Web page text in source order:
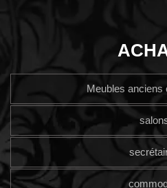
Meubles anciens